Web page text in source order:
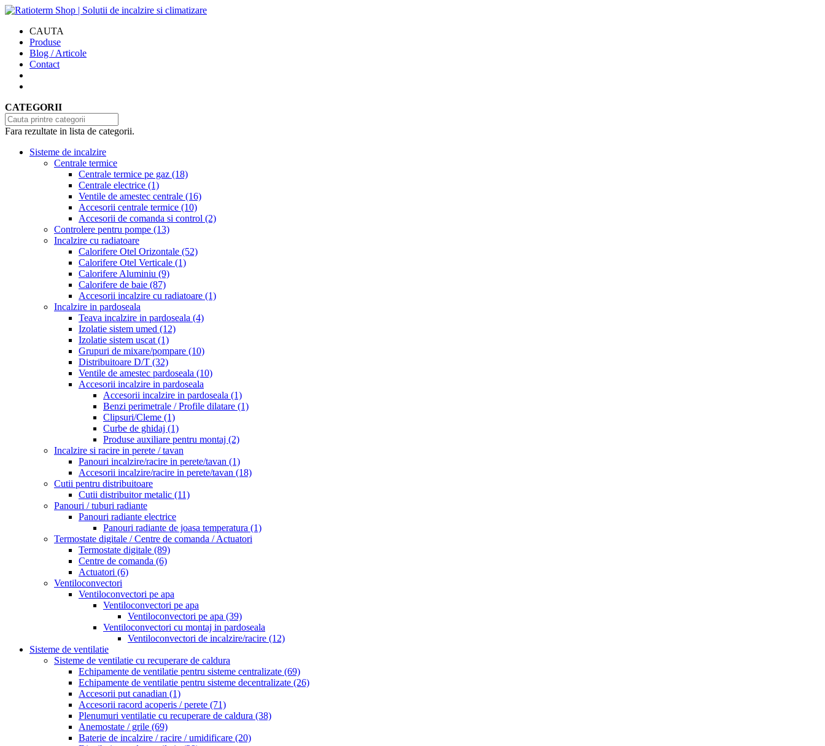
CAUTA
Produse
Blog / Articole
Contact
CATEGORII
Fara rezultate in lista de categorii.
Sisteme de incalzire
Centrale termice
Centrale termice pe gaz (18)
Centrale electrice (1)
Ventile de amestec centrale (16)
Accesorii centrale termice (10)
Accesorii de comanda si control (2)
Controlere pentru pompe (13)
Incalzire cu radiatoare
Calorifere Otel Orizontale (52)
Calorifere Otel Verticale (1)
Calorifere Aluminiu (9)
Calorifere de baie (87)
Accesorii incalzire cu radiatoare (1)
Incalzire in pardoseala
Teava incalzire in pardoseala (4)
Izolatie sistem umed (12)
Izolatie sistem uscat (1)
Grupuri de mixare/pompare (10)
Distribuitoare D/T (32)
Ventile de amestec pardoseala (10)
Accesorii incalzire in pardoseala
Accesorii incalzire in pardoseala (1)
Benzi perimetrale / Profile dilatare (1)
Clipsuri/Cleme (1)
Curbe de ghidaj (1)
Produse auxiliare pentru montaj (2)
Incalzire si racire in perete / tavan
Panouri incalzire/racire in perete/tavan (1)
Accesorii incalzire/racire in perete/tavan (18)
Cutii pentru distribuitoare
Cutii distribuitor metalic (11)
Panouri / tuburi radiante
Panouri radiante electrice
Panouri radiante de joasa temperatura (1)
Termostate digitale / Centre de comanda / Actuatori
Termostate digitale (89)
Centre de comanda (6)
Actuatori (6)
Ventiloconvectori
Ventiloconvectori pe apa
Ventiloconvectori pe apa
Ventiloconvectori pe apa (39)
Ventiloconvectori cu montaj in pardoseala
Ventiloconvectori de incalzire/racire (12)
Sisteme de ventilatie
Sisteme de ventilatie cu recuperare de caldura
Echipamente de ventilatie pentru sisteme centralizate (69)
Echipamente de ventilatie pentru sisteme decentralizate (26)
Accesorii put canadian (1)
Accesorii racord acoperis / perete (71)
Plenumuri ventilatie cu recuperare de caldura (38)
Anemostate / grile (69)
Baterie de incalzire / racire / umidificare (20)